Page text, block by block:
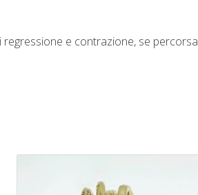
regressione e contrazione, se percorsa